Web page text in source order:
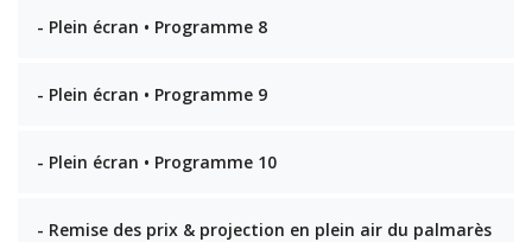
- Plein écran • Programme 8
- Plein écran • Programme 9
- Plein écran • Programme 10
- Remise des prix & projection en plein air du palmarès